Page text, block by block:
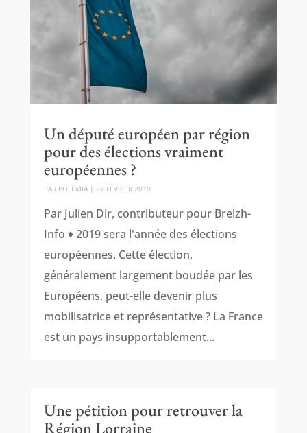
Un député européen par région
pour des élections vraiment
européennes ?
PAR POLÉMIA| 27 FÉVRIER 2019
Par Julien Dir, contributeur pour Breizh-
Info ♦ 2019 sera l'année des élections
européennes. Cette élection,
généralement largement boudée par les
Européens, peut-elle devenir plus
mobilisatrice et représentative ? La France
est un pays insupportablement...
Une pétition pour retrouver la
Région Lorraine